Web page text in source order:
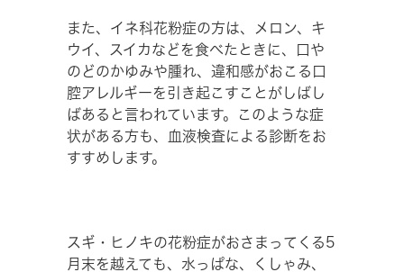
また、イネ科花粉症の方は、メロン、キ
ウイ、スイカなどを食べたときに、口や
のどのかゆみや腫れ、違和感がおこる口
腔アレルギーを引き起こすことがしばし
ばあると言われています。このような症
状がある方も、血液検査による診断をお
すすめします。
スギ・ヒノキの花粉症がおさまってくる5
月末を越えても、水っぱな、くしゃみ、